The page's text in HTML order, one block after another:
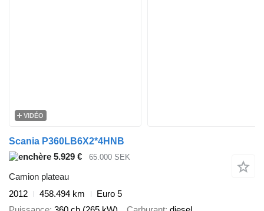
VIDÉO
Scania P360LB6X2*4HNB
5.929 €
65.000 SEK
Camion plateau
2012
458.494 km
Euro 5